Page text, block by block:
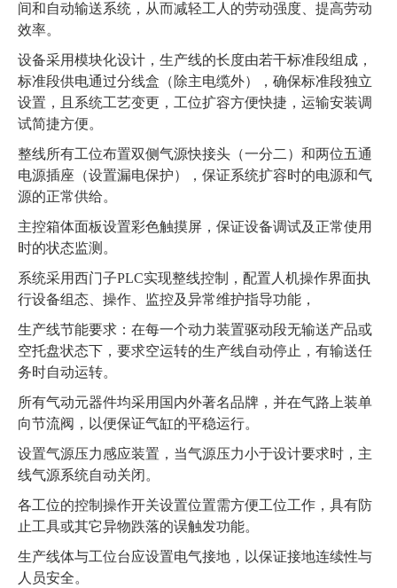
间和自动输送系统，从而减轻工人的劳动强度、提高劳动
效率。
设备采用模块化设计，生产线的长度由若干标准段组成，
标准段供电通过分线盒（除主电缆外），确保标准段独立
设置，且系统工艺变更，工位扩容方便快捷，运输安装调
试简捷方便。
整线所有工位布置双侧气源快接头（一分二）和两位五通
电源插座（设置漏电保护），保证系统扩容时的电源和气
源的正常供给。
主控箱体面板设置彩色触摸屏，保证设备调试及正常使用
时的状态监测。
系统采用西门子PLC实现整线控制，配置人机操作界面执
行设备组态、操作、监控及异常维护指导功能，
生产线节能要求：在每一个动力装置驱动段无输送产品或
空托盘状态下，要求空运转的生产线自动停止，有输送任
务时自动运转。
所有气动元器件均采用国内外著名品牌，并在气路上装单
向节流阀，以便保证气缸的平稳运行。
设置气源压力感应装置，当气源压力小于设计要求时，主
线气源系统自动关闭。
各工位的控制操作开关设置位置需方便工位工作，具有防
止工具或其它异物跌落的误触发功能。
生产线体与工位台应设置电气接地，以保证接地连续性与
人员安全。